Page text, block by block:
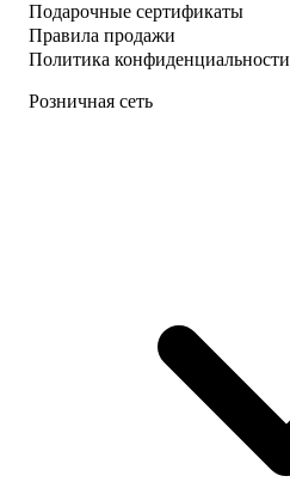
Подарочные сертификаты
Правила продажи
Политика конфиденциальности
Розничная сеть